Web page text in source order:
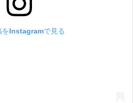
をInstagramで見る